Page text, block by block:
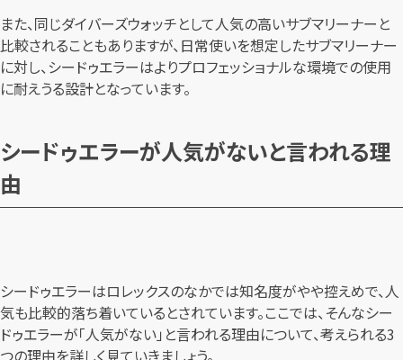
また、同じダイバーズウォッチとして人気の高いサブマリーナーと
比較されることもありますが、日常使いを想定したサブマリーナー
に対し、シードゥエラーはよりプロフェッショナルな環境での使用
に耐えうる設計となっています。
シードゥエラーが人気がないと言われる理
由
シードゥエラーはロレックスのなかでは知名度がやや控えめで、人
気も比較的落ち着いているとされています。ここでは、そんなシー
ドゥエラーが「人気がない」と言われる理由について、考えられる3
つの理由を詳しく見ていきましょう。